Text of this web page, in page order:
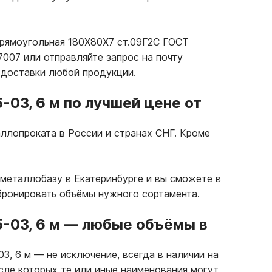
180Х80Х7 ст.09Г2С ГОСТ
или отправляйте запрос на почту
любой продукции.
03, 6 м по лучшей цене от
в России и странах СНГ. Кроме
в Екатеринбурге и вы сможете в
объёмы нужного сортамента.
03, 6 м — любые объёмы в
6 м — не исключение, всегда в наличии на